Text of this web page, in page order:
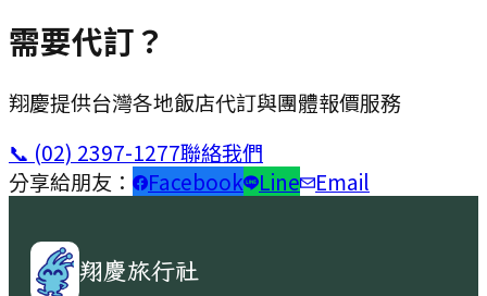
需要代訂？
翔慶提供台灣各地飯店代訂與團體報價服務
📞 (02) 2397-1277聯絡我們
分享給朋友：
Facebook Line Email
翔慶旅行社